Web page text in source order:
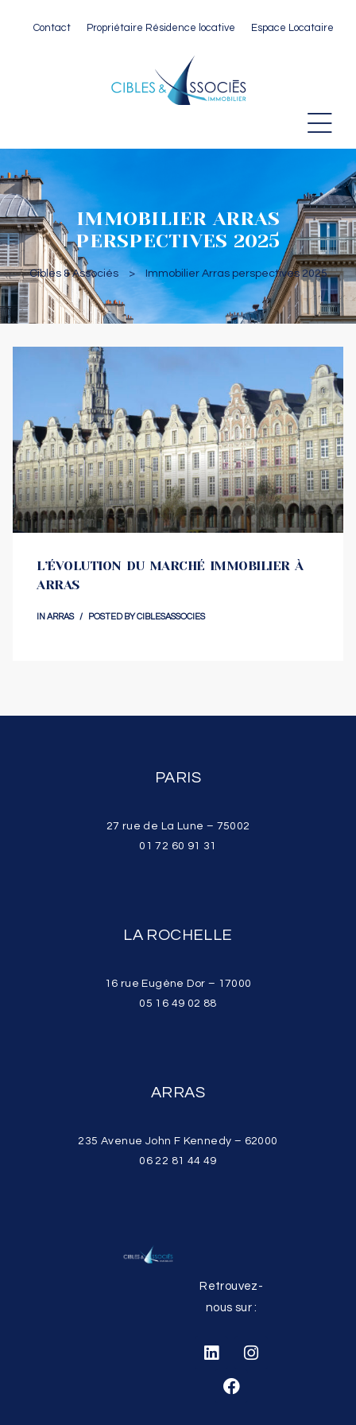
Contact Propriétaire Résidence locative Espace Locataire
IMMOBILIER ARRAS
PERSPECTIVES 2025
Cibles & Associés > Immobilier Arras perspectives 2025
L’ÉVOLUTION DU MARCHÉ IMMOBILIER À
ARRAS
IN ARRAS POSTED BYCIBLESASSOCIES
PARIS
27 rue de La Lune – 75002
01 72 60 91 31
LA ROCHELLE
16 rue Eugène Dor – 17000
05 16 49 02 88
ARRAS
235 Avenue John F Kennedy – 62000
06 22 81 44 49
Retrouvez-
nous sur :